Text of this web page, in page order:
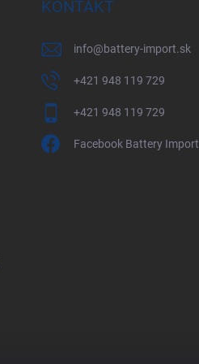
KONTAKT
info@battery-import.sk
+421 948 119 729
+421 948 119 729
Facebook Battery Import